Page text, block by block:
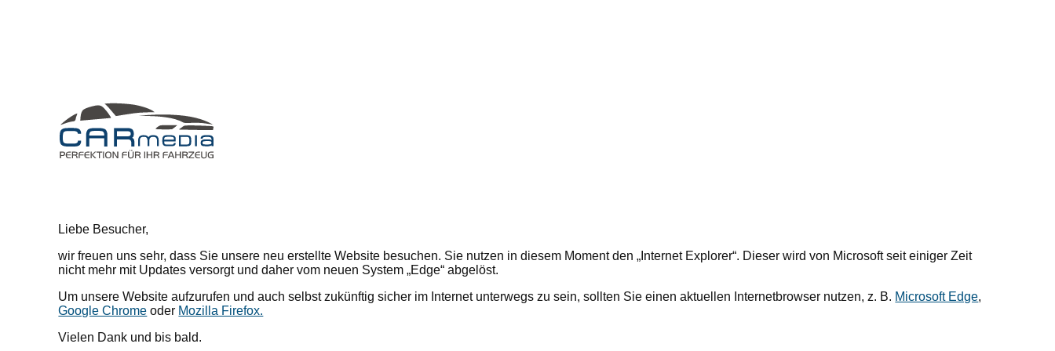
Liebe Besucher,
wir freuen uns sehr, dass Sie unsere neu erstellte Website besuchen. Sie nutzen in diesem Moment den „Internet Explorer“. Dieser wird von Microsoft seit einiger Zeit
nicht mehr mit Updates versorgt und daher vom neuen System „Edge“ abgelöst.
Um unsere Website aufzurufen und auch selbst zukünftig sicher im Internet unterwegs zu sein, sollten Sie einen aktuellen Internetbrowser nutzen, z. B. Microsoft Edge,
Google Chrome oder Mozilla Firefox.
Vielen Dank und bis bald.